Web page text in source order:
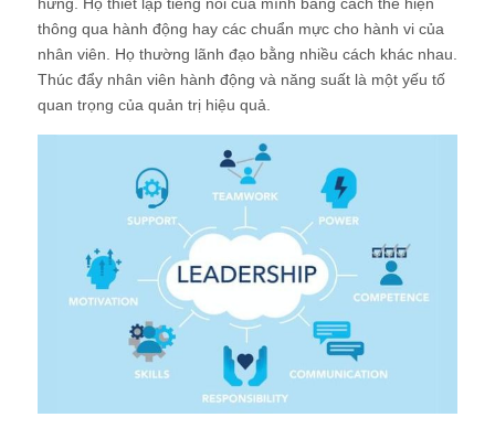
thông qua hành động hay các chuẩn mực cho hành vi của
nhân viên. Họ thường lãnh đạo bằng nhiều cách khác nhau.
Thúc đẩy nhân viên hành động và năng suất là một yếu tố
quan trọng của quản trị hiệu quả.